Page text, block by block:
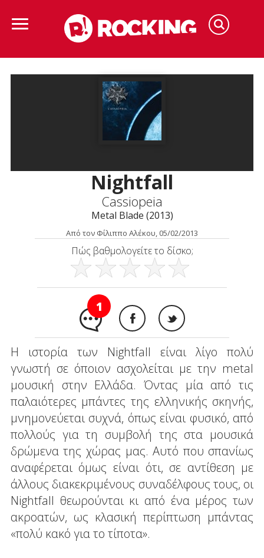
Nightfall
Cassiopeia
Metal Blade (2013)
Από τον Φίλιππο Αλέκου, 05/02/2013
Πώς βαθμολογείτε το δίσκο;
1
Η ιστορία των Nightfall είναι λίγο πολύ
γνωστή σε όποιον ασχολείται με την metal
μουσική στην Ελλάδα. Όντας μία από τις
παλαιότερες μπάντες της ελληνικής σκηνής,
μνημονεύεται συχνά, όπως είναι φυσικό, από
πολλούς για τη συμβολή της στα μουσικά
δρώμενα της χώρας μας. Αυτό που σπανίως
αναφέρεται όμως είναι ότι, σε αντίθεση με
άλλους διακεκριμένους συναδέλφους τους, οι
Nightfall θεωρούνται κι από ένα μέρος των
ακροατών, ως κλασική περίπτωση μπάντας
«πολύ κακό για το τίποτα».